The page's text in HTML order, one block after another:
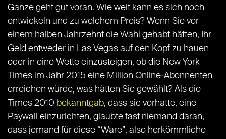
Ganze geht gut voran. Wie weit kann es sich noch
entwickeln und zu welchem Preis? Wenn Sie vor
einem halben Jahrzehnt die Wahl gehabt hätten, Ihr
Geld entweder in Las Vegas auf den Kopf zu hauen
oder in eine Wette einzusteigen, ob die New York
Times im Jahr 2015 eine Million Online-Abonnenten
erreichen würde, was hätten Sie gewählt? Als die
Times 2010 bekanntgab, dass sie vorhatte, eine
Paywall einzurichten, glaubte fast niemand daran,
dass jemand für diese “Ware”, also herkömmliche